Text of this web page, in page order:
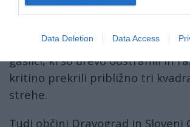
Data Deletion Data Access
V Gabrovniku pri Slovenskih
stanovanjske hiše in cesto.
gasilci, ki so drevo odstranili in
kritino prekrili približno tri
strehe.
Tudi občini Dravograd in Slovenj